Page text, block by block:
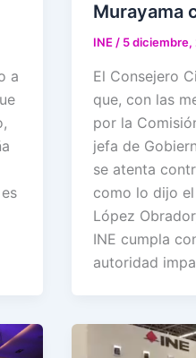
a
Murayama
INE / 5 diciembre,
El Consejero
que, con las
por la
jefa de
se atenta
como lo dijo
López
INE cumpla
autoridad